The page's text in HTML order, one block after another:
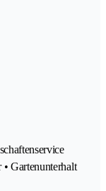
Gartenunterhalt